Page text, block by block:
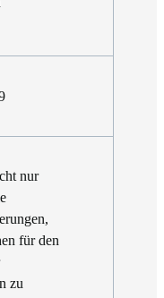
nur
für den
zu